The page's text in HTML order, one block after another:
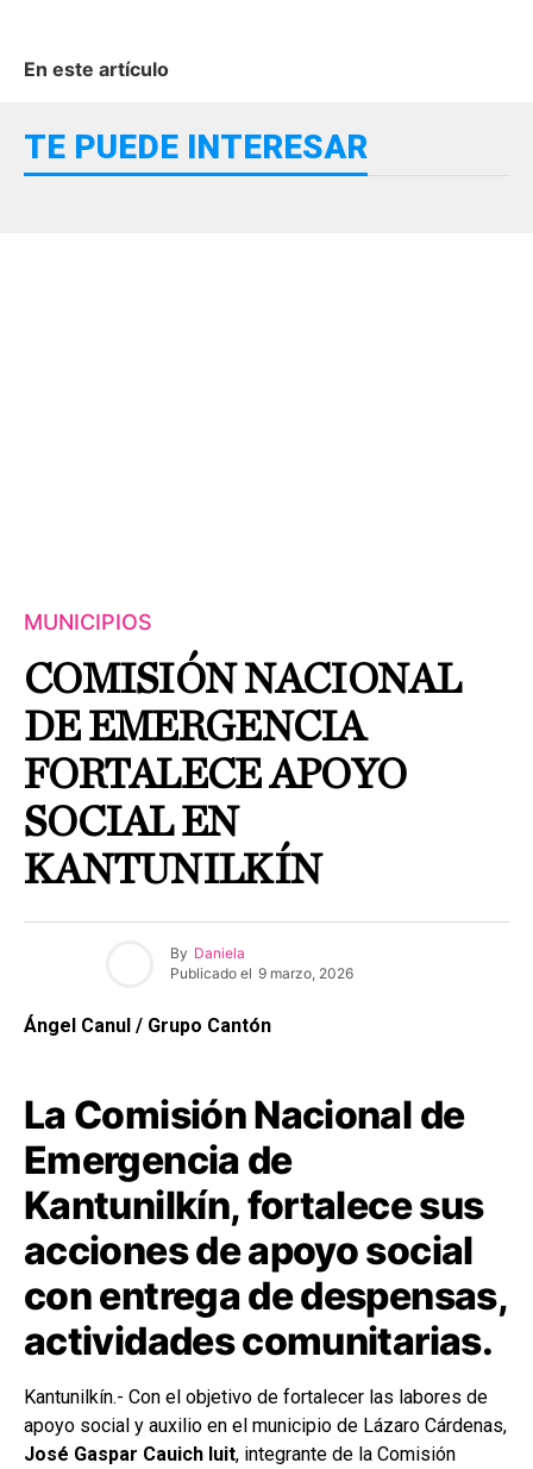
En este artículo
TE PUEDE INTERESAR
MUNICIPIOS
COMISIÓN NACIONAL
DE EMERGENCIA
FORTALECE APOYO
SOCIAL EN
KANTUNILKÍN
By Daniela
Publicado el 9 marzo, 2026
Ángel Canul / Grupo Cantón
La Comisión Nacional de
Emergencia de
Kantunilkín, fortalece sus
acciones de apoyo social
con entrega de despensas,
actividades comunitarias.
Kantunilkín.- Con el objetivo de fortalecer las labores de
apoyo social y auxilio en el municipio de Lázaro Cárdenas,
José Gaspar Cauich Iuit, integrante de la Comisión